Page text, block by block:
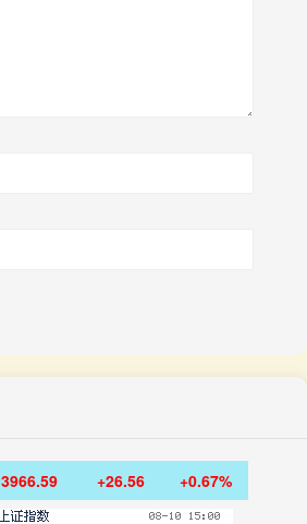
3966.59 +26.56 +0.67%